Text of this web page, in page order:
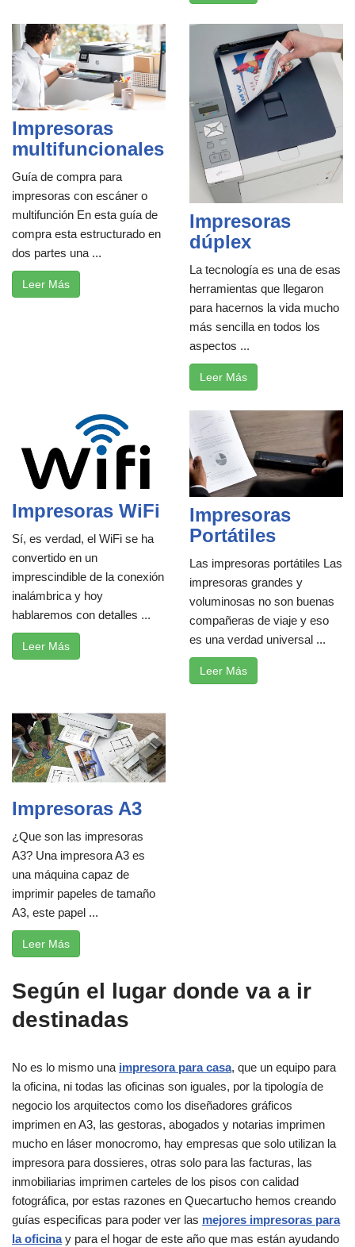
Impresoras
multifuncionales
Guía de compra para
impresoras con escáner o
multifunción En esta guía de
compra esta estructurado en
dos partes una ...
Leer Más
Impresoras
dúplex
La tecnología es una de esas
herramientas que llegaron
para hacernos la vida mucho
más sencilla en todos los
aspectos ...
Leer Más
Impresoras WiFi
Sí, es verdad, el WiFi se ha
convertido en un
imprescindible de la conexión
inalámbrica y hoy
hablaremos con detalles ...
Leer Más
Impresoras
Portátiles
Las impresoras portátiles Las
impresoras grandes y
voluminosas no son buenas
compañeras de viaje y eso
es una verdad universal ...
Leer Más
Impresoras A3
¿Que son las impresoras
A3? Una impresora A3 es
una máquina capaz de
imprimir papeles de tamaño
A3, este papel ...
Leer Más
Según el lugar donde va a ir
destinadas
No es lo mismo una impresora para casa, que un equipo para
la oficina, ni todas las oficinas son iguales, por la tipología de
negocio los arquitectos como los diseñadores gráficos
imprimen en A3, las gestoras, abogados y notarias imprimen
mucho en láser monocromo, hay empresas que solo utilizan la
impresora para dossieres, otras solo para las facturas, las
inmobiliarias imprimen carteles de los pisos con calidad
fotográfica, por estas razones en Quecartucho hemos creando
guías especificas para poder ver las mejores impresoras para
la oficinay para el hogar de este año que mas están ayudando